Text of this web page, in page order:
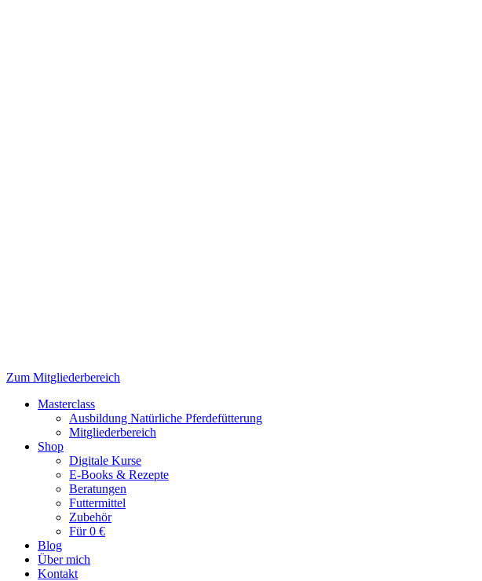
Zum Mitgliederbereich
Masterclass
Ausbildung Natürliche Pferdefütterung
Mitgliederbereich
Shop
Digitale Kurse
E-Books & Rezepte
Beratungen
Futtermittel
Zubehör
Für 0 €
Blog
Über mich
Kontakt